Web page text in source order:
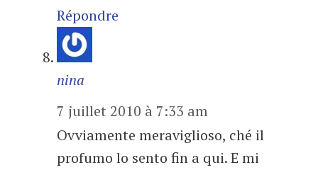
Répondre
nina
7 juillet 2010 à 7:33 am
Ovviamente meraviglioso, ché il
profumo lo sento fin a qui. E mi